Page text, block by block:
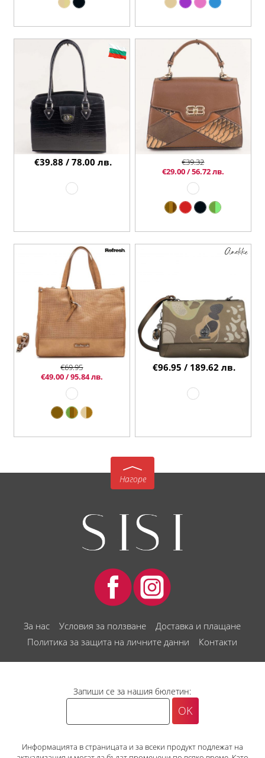
€39.88 / 78.00 лв.
€39.32
€29.00 / 56.72 лв.
€69.95
€49.00 / 95.84 лв.
€96.95 / 189.62 лв.
Нагоре
За нас Условия за ползване
Доставка и плащане
Политика за защита на личните данни
Контакти
Запиши се за нашия бюлетин:
Информацията в страницата и за всеки продукт подлежат на